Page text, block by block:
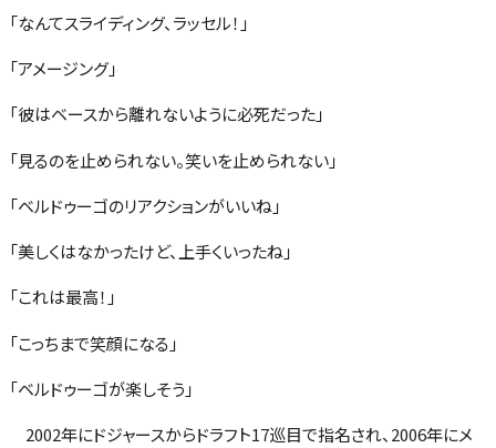
「なんてスライディング、ラッセル！」
「アメージング」
「彼はベースから離れないように必死だった」
「見るのを止められない。笑いを止められない」
「ベルドゥーゴのリアクションがいいね」
「美しくはなかったけど、上手くいったね」
「これは最高！」
「こっちまで笑顔になる」
「ベルドゥーゴが楽しそう」
2002年にドジャースからドラフト17巡目で指名され、2006年にメ